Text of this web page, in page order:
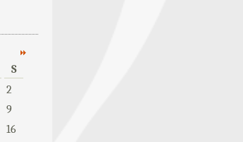
S
2
9
16